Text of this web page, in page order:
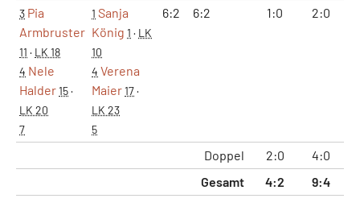
3 Pia
Armbruster
11 · LK 18
4 Nele
Halder15·
LK 20
7
1 Sanja
König 1 · LK
10
4 Verena
Maier17·
LK 23
5
6:2 6:2 1:0 2:0
Doppel 2:0 4:0
Gesamt
4:2 9:4